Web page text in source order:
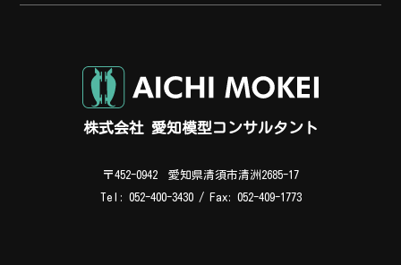
会社代表（平日 8:00～17:00）
052-400-3430
株式会社 愛知模型コンサルタント
〒452-0942 愛知県清須市清洲2685-17
Tel: 052-400-3430 / Fax: 052-409-1773